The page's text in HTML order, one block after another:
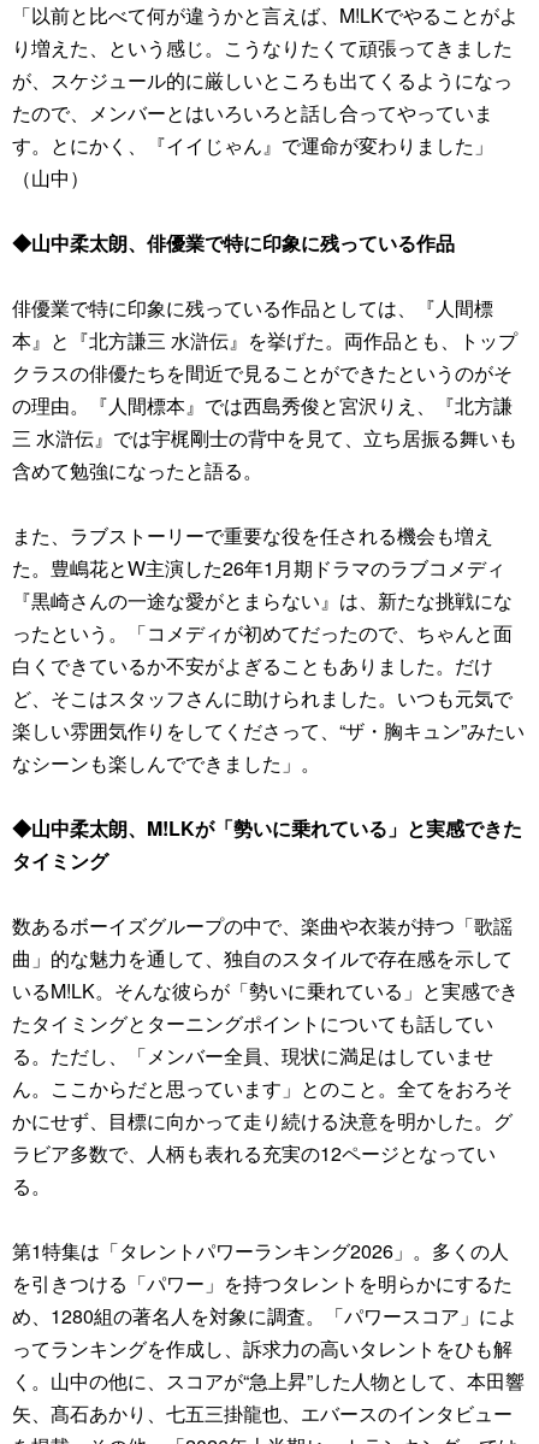
「以前と比べて何が違うかと言えば、M!LKでやることがよ
り増えた、という感じ。こうなりたくて頑張ってきました
が、スケジュール的に厳しいところも出てくるようになっ
たので、メンバーとはいろいろと話し合ってやっていま
す。とにかく、『イイじゃん』で運命が変わりました」
（山中）
◆山中柔太朗、俳優業で特に印象に残っている作品
俳優業で特に印象に残っている作品としては、『人間標
本』と『北方謙三 水滸伝』を挙げた。両作品とも、トップ
クラスの俳優たちを間近で見ることができたというのがそ
の理由。『人間標本』では西島秀俊と宮沢りえ、『北方謙
三 水滸伝』では宇梶剛士の背中を見て、立ち居振る舞いも
含めて勉強になったと語る。
また、ラブストーリーで重要な役を任される機会も増え
た。豊嶋花とW主演した26年1月期ドラマのラブコメディ
『黒崎さんの一途な愛がとまらない』は、新たな挑戦にな
ったという。「コメディが初めてだったので、ちゃんと面
白くできているか不安がよぎることもありました。だけ
ど、そこはスタッフさんに助けられました。いつも元気で
楽しい雰囲気作りをしてくださって、“ザ・胸キュン”みたい
なシーンも楽しんでできました」。
◆山中柔太朗、M!LKが「勢いに乗れている」と実感できた
タイミング
数あるボーイズグループの中で、楽曲や衣装が持つ「歌謡
曲」的な魅力を通して、独自のスタイルで存在感を示して
いるM!LK。そんな彼らが「勢いに乗れている」と実感でき
たタイミングとターニングポイントについても話してい
る。ただし、「メンバー全員、現状に満足はしていませ
ん。ここからだと思っています」とのこと。全てをおろそ
かにせず、目標に向かって走り続ける決意を明かした。グ
ラビア多数で、人柄も表れる充実の12ページとなってい
る。
第1特集は「タレントパワーランキング2026」。多くの人
を引きつける「パワー」を持つタレントを明らかにするた
め、1280組の著名人を対象に調査。「パワースコア」によ
ってランキングを作成し、訴求力の高いタレントをひも解
く。山中の他に、スコアが“急上昇”した人物として、本田響
矢、髙石あかり、七五三掛龍也、エバースのインタビュー